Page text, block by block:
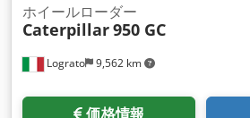
Lograto 9,562 km
ホイールローダー
Caterpillar950 GC
価格情報